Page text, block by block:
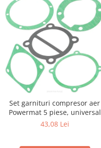
Set garnituri compresor aer
Powermat 5 piese, universal
43,08 Lei